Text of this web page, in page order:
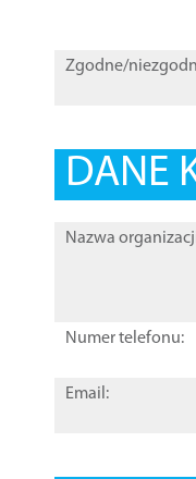
Zgodne/
DANE
Nazwa
Numer telefonu:
Email: